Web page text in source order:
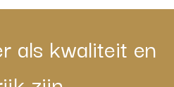
als kwaliteit en